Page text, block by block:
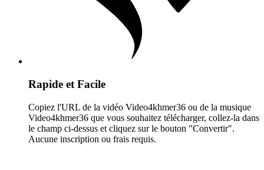
Rapide et Facile
Copiez l'URL de la vidéo Video4khmer36 ou de la musique
Video4khmer36 que vous souhaitez télécharger, collez-la dans
le champ ci-dessus et cliquez sur le bouton "Convertir".
Aucune inscription ou frais requis.